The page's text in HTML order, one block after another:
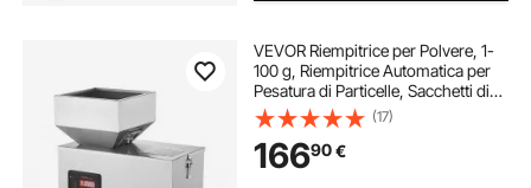
VEVOR Riempitrice per Polvere, 1-
100 g, Riempitrice Automatica per
Pesatura di Particelle, Sacchetti di
Bottiglia Riempitrice di Polvere
Dispenser di Particelle per Semi di
Tè Grani Polvere Farina
(17)
16690€